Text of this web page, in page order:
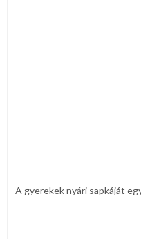
A gyerekek nyári sapkáját